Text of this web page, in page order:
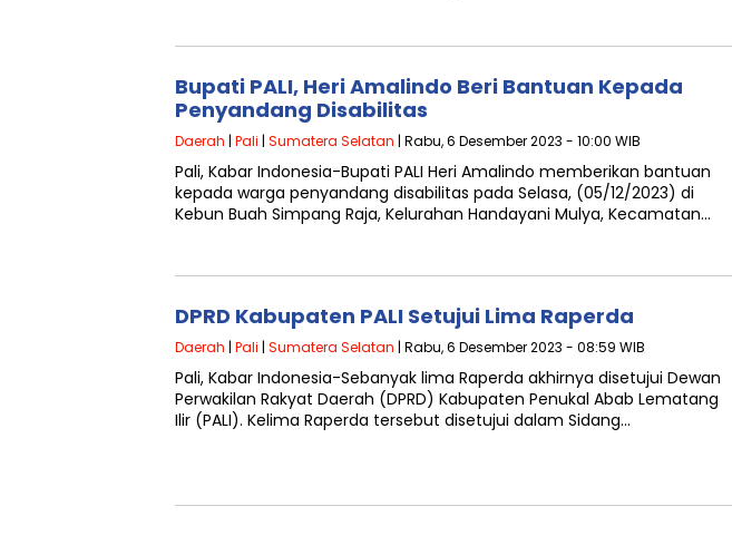
Bupati PALI, Heri Amalindo Beri Bantuan Kepada
Penyandang Disabilitas
Daerah | Pali | Sumatera Selatan | Rabu, 6 Desember 2023 - 10:00 WIB
Pali, Kabar Indonesia-Bupati PALI Heri Amalindo memberikan bantuan
kepada warga penyandang disabilitas pada Selasa, (05/12/2023) di
Kebun Buah Simpang Raja, Kelurahan Handayani Mulya, Kecamatan…
DPRD Kabupaten PALI Setujui Lima Raperda
Daerah | Pali | Sumatera Selatan | Rabu, 6 Desember 2023 - 08:59 WIB
Pali, Kabar Indonesia-Sebanyak lima Raperda akhirnya disetujui Dewan
Perwakilan Rakyat Daerah (DPRD) Kabupaten Penukal Abab Lematang
Ilir (PALI). Kelima Raperda tersebut disetujui dalam Sidang…